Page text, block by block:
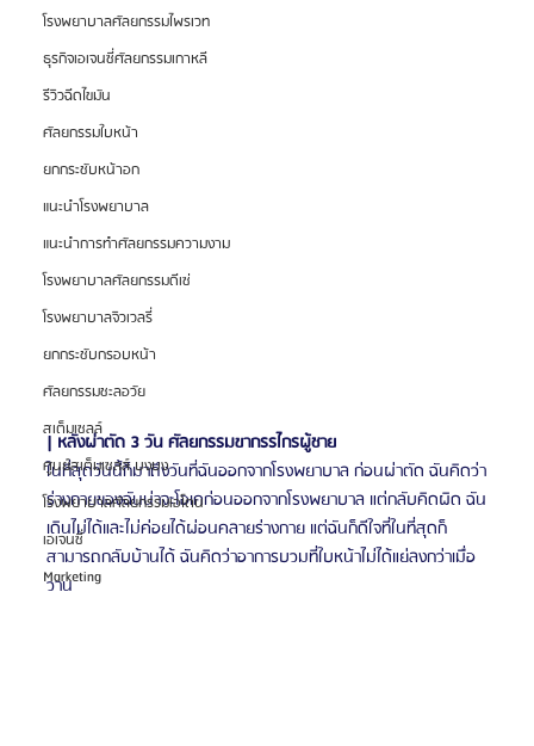
โรงพยาบาลศัลยกรรมไพรเวท
ธุรกิจเอเจนซี่ศัลยกรรมเกาหลี
รีวิวฉีดไขมัน
ศัลยกรรมใบหน้า
ยกกระชับหน้าอก
แนะนำโรงพยาบาล
แนะนำการทำศัลยกรรมความงาม
โรงพยาบาลศัลยกรรมดีเซ่
โรงพยาบาลจิวเวลรี่
ยกกระชับกรอบหน้า
ศัลยกรรมชะลอวัย
สเต็มเซลล์
ศูนย์สเต็มเซลล์ บงบง
โรงพยาบาลศัลยกรรมเอโตน
เอเจนซี่
Marketing
| หลังผ่าตัด 3 วัน ศัลยกรรมขากรรไกรผู้ชาย
ในที่สุดวันนี้ก็มาถึงวันที่ฉันออกจากโรงพยาบาล ก่อนผ่าตัด ฉันคิดว่า
ร่างกายของฉันน่าจะโอเคก่อนออกจากโรงพยาบาล แต่กลับคิดผิด ฉัน
เดินไม่ได้และไม่ค่อยได้ผ่อนคลายร่างกาย แต่ฉันก็ดีใจที่ในที่สุดก็
สามารถกลับบ้านได้ ฉันคิดว่าอาการบวมที่ใบหน้าไม่ได้แย่ลงกว่าเมื่อ
วาน